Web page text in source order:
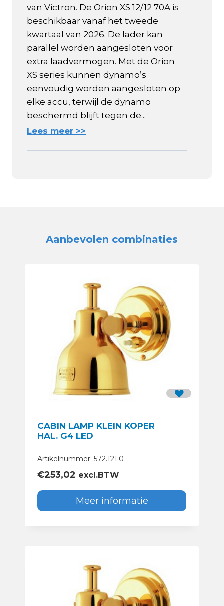
van Victron. De Orion XS 12/12 70A is
beschikbaar vanaf het tweede
kwartaal van 2026. De lader kan
parallel worden aangesloten voor
extra laadvermogen. Met de Orion
XS series kunnen dynamo’s
eenvoudig worden aangesloten op
elke accu, terwijl de dynamo
beschermd blijft tegen de...
Lees meer >>
Aanbevolen combinaties
CABIN LAMP KLEIN KOPER
HAL. G4 LED
Artikelnummer: 572.121.0
€253,02 excl.BTW
Meer informatie